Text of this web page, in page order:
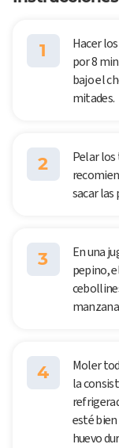
1
Hacer
por 8
bajo el
mitades.
2
Pelar
sacar las
3
En una
pepino,
4
Moler
la
esté
huevo